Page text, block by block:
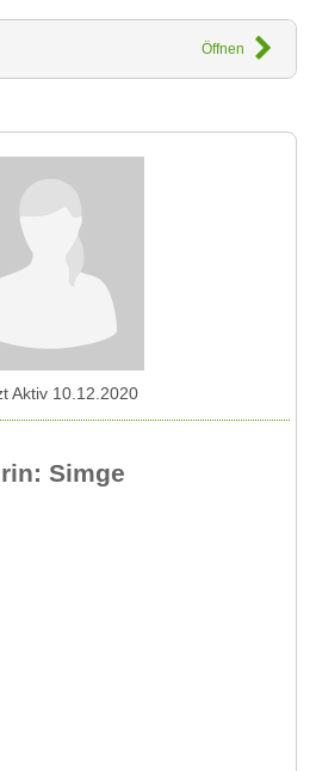
Öffnen
Simge
Aktiv 10.12.2020